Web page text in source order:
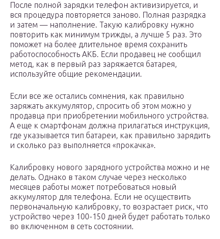
После полной зарядки телефон активизируется, и
вся процедура повторяется заново. Полная разрядка
и затем — наполнение. Такую калибровку нужно
повторить как минимум трижды, а лучше 5 раз. Это
поможет на более длительное время сохранить
работоспособность АКБ. Если продавец не сообщил
метод, как в первый раз заряжается батарея,
используйте общие рекомендации.
Если все же остались сомнения, как правильно
заряжать аккумулятор, спросить об этом можно у
продавца при приобретении мобильного устройства.
А еще к смартфонам должна прилагаться инструкция,
где указывается тип батареи, как правильно зарядить
и сколько раз выполняется «прокачка».
Калибровку нового зарядного устройства можно и не
делать. Однако в таком случае через несколько
месяцев работы может потребоваться новый
аккумулятор для телефона. Если не осуществить
первоначальную калибровку, то возрастает риск, что
устройство через 100-150 дней будет работать только
во включенном в сеть состоянии.